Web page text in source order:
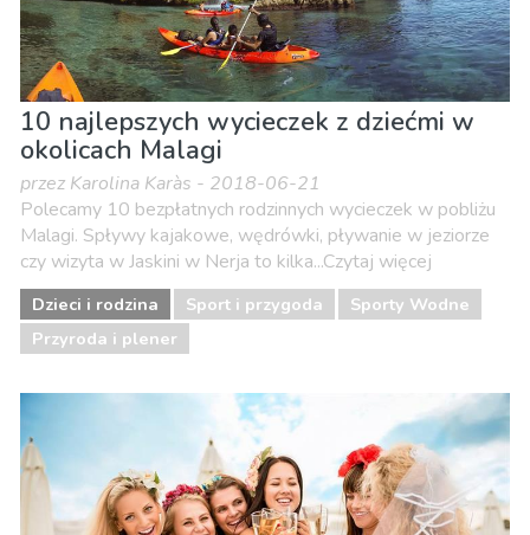
10 najlepszych wycieczek z dziećmi w
okolicach Malagi
przez Karolina Karàs - 2018-06-21
Polecamy 10 bezpłatnych rodzinnych wycieczek w pobliżu
Malagi. Spływy kajakowe, wędrówki, pływanie w jeziorze
czy wizyta w Jaskini w Nerja to kilka...Czytaj więcej
Dzieci i rodzina Sport i przygoda
Sporty Wodne
Przyroda i plener